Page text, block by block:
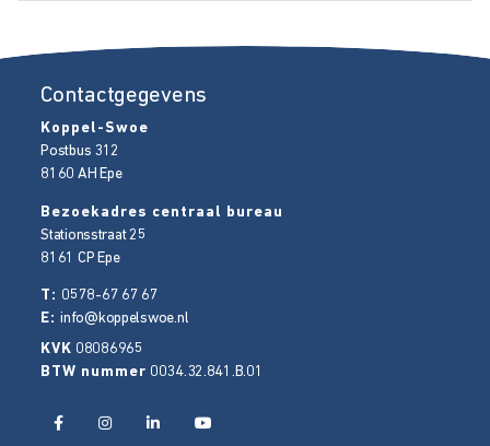
Contactgegevens
Koppel-Swoe
Postbus 312
8160 AH Epe
Bezoekadres centraal bureau
Stationsstraat 25
8161 CP Epe
T: 0578-67 67 67
E:info@koppelswoe.nl
KVK 08086965
BTW nummer 0034.32.841.B.01